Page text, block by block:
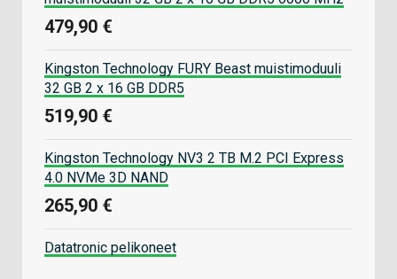
479,90 €
Kingston Technology FURY Beast muistimoduuli
32 GB 2 x 16 GB DDR5
519,90 €
Kingston Technology NV3 2 TB M.2 PCI Express
4.0 NVMe 3D NAND
265,90 €
Datatronic pelikoneet